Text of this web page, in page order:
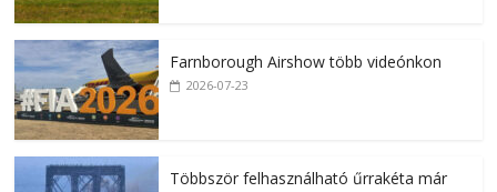
Farnborough Airshow több videónkon
2026-07-23
Többször felhasználható űrrakéta már